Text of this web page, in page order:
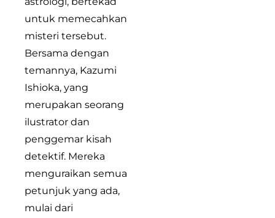
untuk memecahkan
misteri tersebut.
Bersama dengan
temannya, Kazumi
Ishioka, yang
merupakan seorang
ilustrator dan
penggemar kisah
detektif. Mereka
menguraikan semua
petunjuk yang ada,
mulai dari